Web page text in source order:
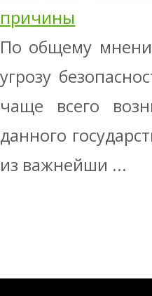
причины
По общему
угрозу
чаще всего
данного
из важнейши ...